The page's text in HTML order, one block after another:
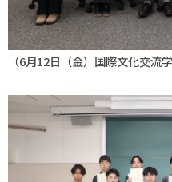
（6月12日（金）国際文化交流